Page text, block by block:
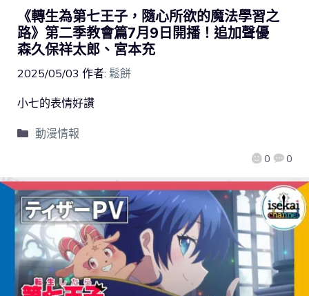
《轉生為第七王子，隨心所欲的魔法學習之
路》第二季教會篇7月9日開播！追加聲優
森久保祥太郎、宮本充
2025/05/03 作者: 鬆餅
0 0
小七的表情好讚
動漫情報